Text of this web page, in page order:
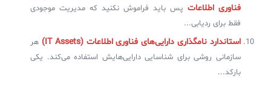
فناوری اطلاعات پس باید فراموش نکنید که مدیریت موجودی
فقط برای ردیابی...
استاندارد نامگذاری دارایی‌های فناوری اطلاعات (IT Assets)
هر
سازمانی روشی برای شناسایی دارایی‌هایش استفاده می‌کند. یکی
بارکد...
سامانه آزمون آنلاین